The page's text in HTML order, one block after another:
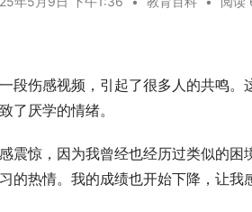
段伤感视频，引起了很多人的共鸣
了厌学的情绪。
震惊，因为我曾经也经历过类似的
的热情。我的成绩也开始下降，让我